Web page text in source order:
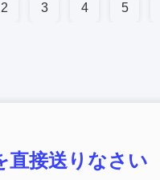
2 3 4 5
直接送りなさい